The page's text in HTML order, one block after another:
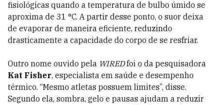
fisiológicas quando a temperatura de bulbo úmido se
aproxima de 31 °C. A partir desse ponto, o suor deixa
de evaporar de maneira eficiente, reduzindo
drasticamente a capacidade do corpo de se resfriar.
Outro nome ouvido pela WIREDfoi o da pesquisadora
Kat Fisher, especialista em saúde e desempenho
térmico. “Mesmo atletas possuem limites”, disse.
Segundo ela, sombra, gelo e pausas ajudam a reduzir